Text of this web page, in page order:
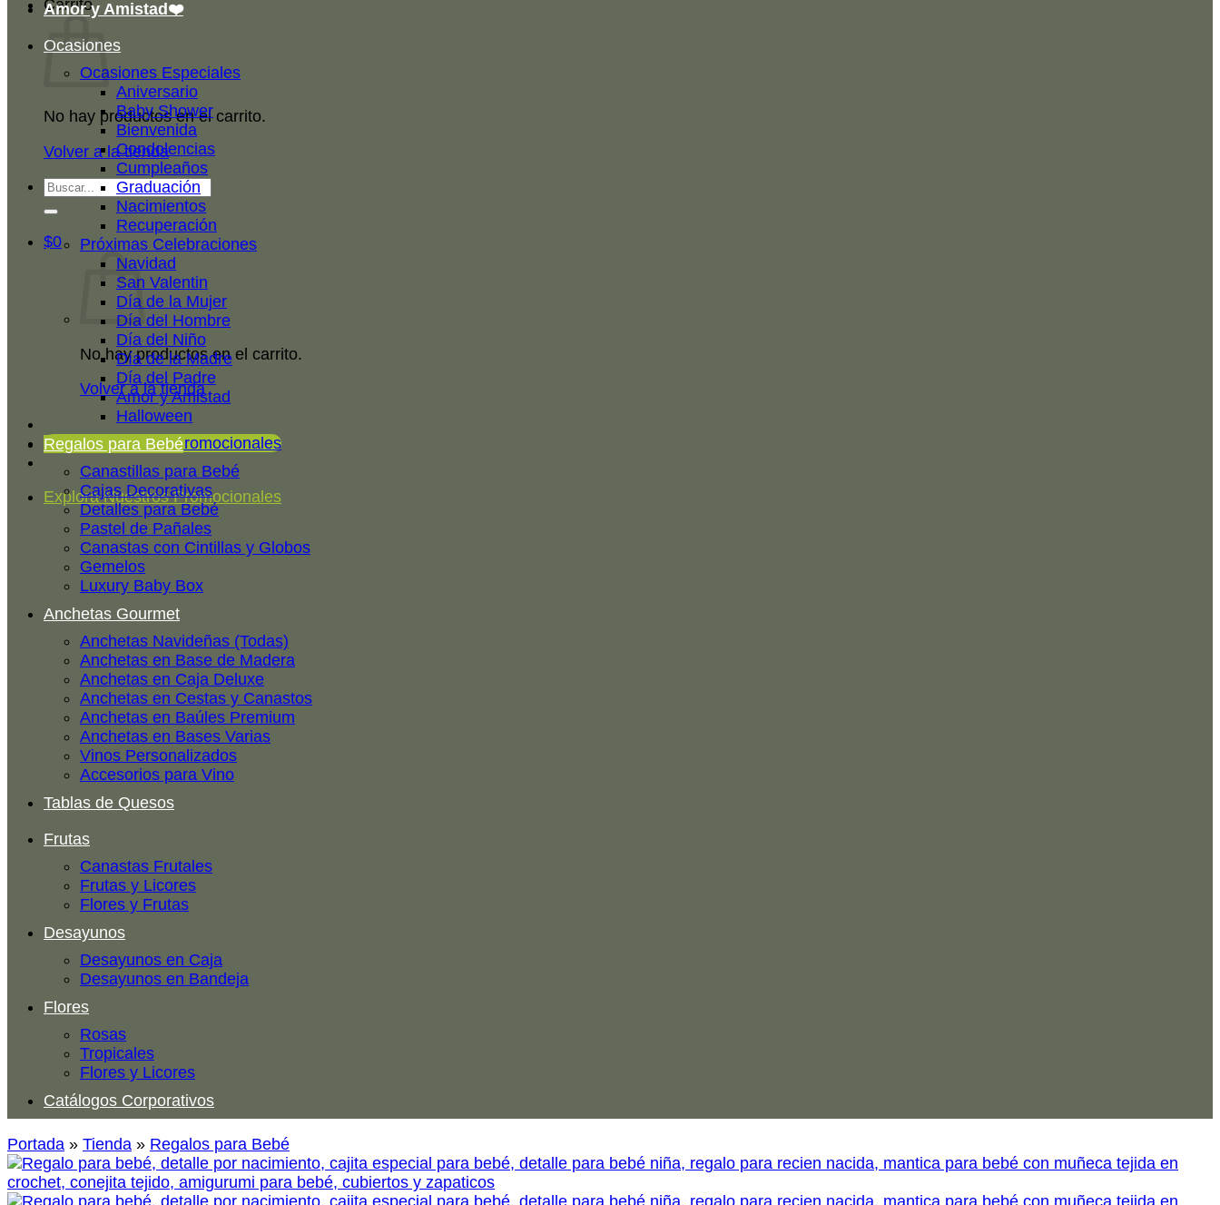
Carrito
No hay productos en el carrito.
Volver a la tienda
Buscar
por:
$0
No hay productos en el carrito.
Volver a la tienda
Explora Nuestros Promocionales
Explora Nuestros Promocionales
Amor y Amistad❤️
Ocasiones
Ocasiones Especiales
Aniversario
Baby Shower
Bienvenida
Condolencias
Cumpleaños
Graduación
Nacimientos
Recuperación
Próximas Celebraciones
Navidad
San Valentin
Día de la Mujer
Día del Hombre
Día del Niño
Día de la Madre
Día del Padre
Amor y Amistad
Halloween
Regalos para Bebé
Canastillas para Bebé
Cajas Decorativas
Detalles para Bebé
Pastel de Pañales
Canastas con Cintillas y Globos
Gemelos
Luxury Baby Box
Anchetas Gourmet
Anchetas Navideñas (Todas)
Anchetas en Base de Madera
Anchetas en Caja Deluxe
Anchetas en Cestas y Canastos
Anchetas en Baúles Premium
Anchetas en Bases Varias
Vinos Personalizados
Accesorios para Vino
Tablas de Quesos
Frutas
Canastas Frutales
Frutas y Licores
Flores y Frutas
Desayunos
Desayunos en Caja
Desayunos en Bandeja
Flores
Rosas
Tropicales
Flores y Licores
Catálogos Corporativos
Portada » Tienda » Regalos para Bebé